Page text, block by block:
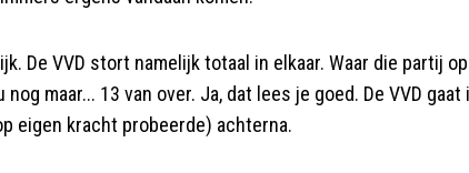
De VVD stort namelijk totaal in elkaar. Waar die partij op
maar... 13 van over. Ja, dat lees je goed. De VVD gaat
eigen kracht probeerde) achterna.